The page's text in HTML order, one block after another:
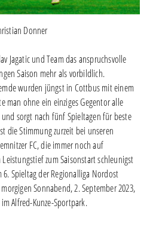
Donner
Jagatic und Team das anspruchsvolle
Saison mehr als vorbildlich.
wurden jüngst in Cottbus mit einem
man ohne ein einziges Gegentor alle
und sorgt nach fünf Spieltagen für beste
die Stimmung zurzeit bei unseren
FC, die immer noch auf
zum Saisonstart schleunigst
Spieltag der Regionalliga Nordost
Sonnabend, 2. September 2023,
Alfred-Kunze-Sportpark.